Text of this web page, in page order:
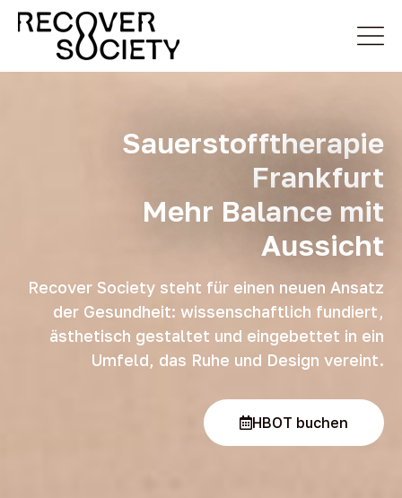
Sauerstofftherapie
Frankfurt
Mehr Balance mit
Aussicht
Recover Society steht für einen neuen Ansatz
der Gesundheit: wissenschaftlich fundiert,
ästhetisch gestaltet und eingebettet in ein
Umfeld, das Ruhe und Design vereint.
HBOT buchen